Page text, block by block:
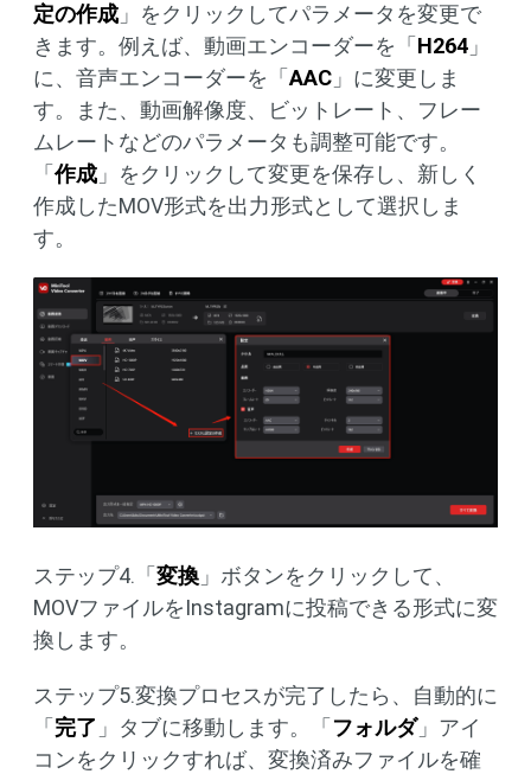
定の作成 」をクリックしてパラメータを変更で
きます。例えば、動画エンコーダーを「 H264 」
に、音声エンコーダーを「AAC 」に変更しま
す。また、動画解像度、ビットレート、フレー
ムレートなどのパラメータも調整可能です。
「作成 」をクリックして変更を保存し、新しく
作成したMOV形式を出力形式として選択しま
す。
ステップ4.「 変換 」ボタンをクリックして、
MOVファイルをInstagramに投稿できる形式に変
換します。
ステップ5.変換プロセスが完了したら、自動的に
「 完了 」タブに移動します。「 フォルダ」アイ
コンをクリックすれば、変換済みファイルを確